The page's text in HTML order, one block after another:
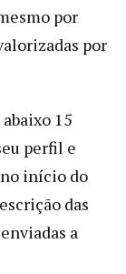
por
por
15
perfil e
início do
das
a